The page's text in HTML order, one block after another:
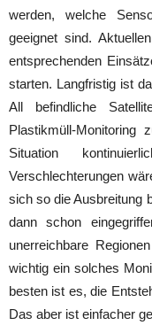
werden, welche
geeignet sind.
entsprechenden
starten. Langfristig ist
All befindliche
Plastikmüll-
Situation
Verschlechterungen
sich so die Ausbreitung
dann schon
unerreichbare
wichtig ein solches
besten ist es, die
Das aber ist einfacher